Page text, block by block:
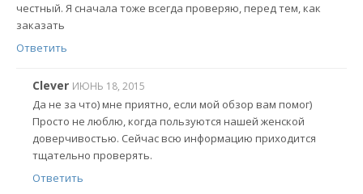
честный. Я сначала тоже всегда проверяю, перед тем, как
заказать
Ответить
Clever ИЮНЬ 18, 2015
Да не за что) мне приятно, если мой обзор вам помог)
Просто не люблю, когда пользуются нашей женской
доверчивостью. Сейчас всю информацию приходится
тщательно проверять.
Ответить